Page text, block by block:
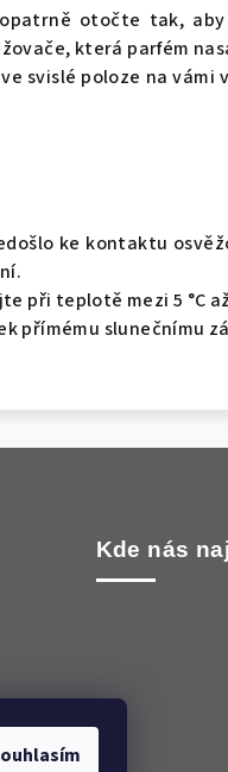
otočte tak,
která parfém
svislé poloze na
ke kontaktu
při teplotě mezi 5 °C až
přímému slunečnímu
Kde nás